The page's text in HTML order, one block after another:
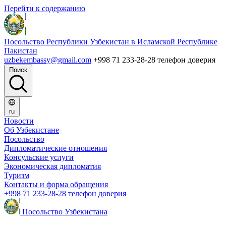
Перейти к содержанию
Посольство Республики Узбекистан в Исламской Республике
Пакистан
uzbekembassy@gmail.com +998 71 233-28-28 телефон доверия
Поиск
ru
Новости
Об Узбекистане
Посольство
Дипломатические отношения
Консульские услуги
Экономическая дипломатия
Туризм
Контакты и форма обращения
+998 71 233-28-28 телефон доверия
Посольство Узбекистана